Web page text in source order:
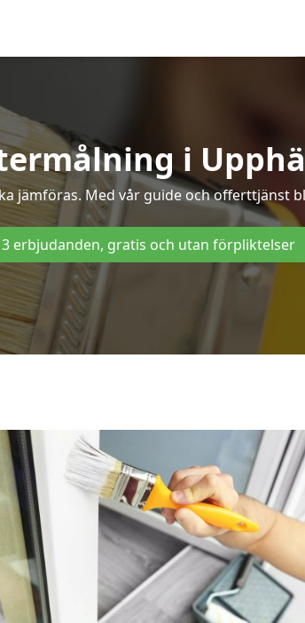
i
jämföras. Med vår guide och offerttjänst
3 erbjudanden, gratis och utan förpliktelser